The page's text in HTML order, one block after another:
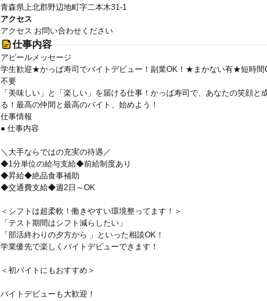
青森県上北郡野辺地町字二本木31-1
アクセス
アクセス お問い合わせください
仕事内容
アピールメッセージ
学生歓迎★かっぱ寿司でバイトデビュー！副業OK！★まかない有★短時
不要
「美味しい」と「楽しい」を届ける仕事！かっぱ寿司で、あなたの笑顔と
る！最高の仲間と最高のバイト、始めよう！
仕事情報
● 仕事内容
＼大手ならではの充実の待遇／
◆1分単位の給与支給◆前給制度あり
◆昇給◆絶品食事補助
◆交通費支給◆週2日～OK
＜シフトは超柔軟！働きやすい環境整ってます！＞
「テスト期間はシフト減らしたい」
「部活終わりの夕方から 」といった相談OK！
学業優先で楽しくバイトデビューできます！
＜初バイトにもおすすめ＞
バイトデビューも大歓迎！